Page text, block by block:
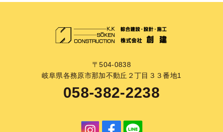
〒504-0838
岐阜県各務原市那加不動丘２丁目３３番地1
058-382-2238